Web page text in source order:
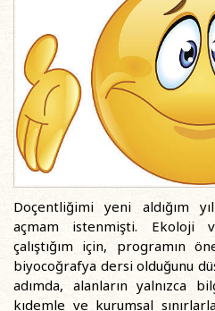
Doçentliğimi yeni aldığım
açmam istenmişti. Ekoloji
çalıştığım için, programın
biyocoğrafya dersi olduğunu
adımda, alanların yalnızca
kıdemle ve kurumsal